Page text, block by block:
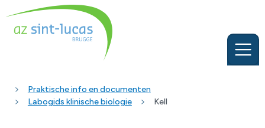
Praktische info en documenten
Labogids klinische biologie
Kell